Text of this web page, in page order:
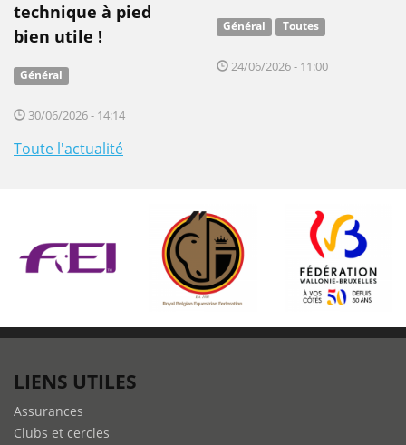
technique à pied
bien utile !
Général
30/06/2026 - 14:14
Général Toutes
24/06/2026 - 11:00
Toute l'actualité
LIENS UTILES
Assurances
Clubs et cercles